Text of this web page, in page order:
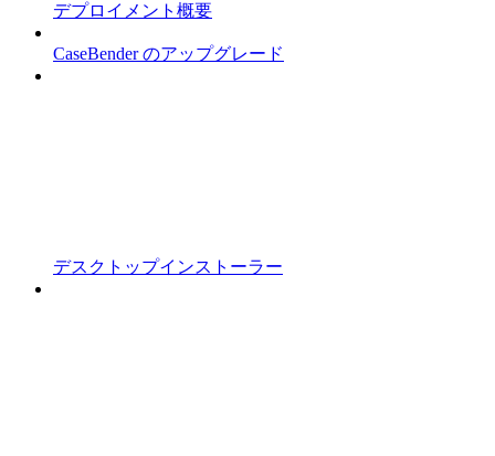
デプロイメント概要
CaseBender のアップグレード
デスクトップインストーラー